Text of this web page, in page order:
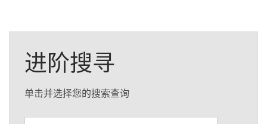
进阶搜寻
单击并选择您的搜索查询